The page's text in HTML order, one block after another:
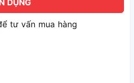
DỤNG
tư vấn mua hàng